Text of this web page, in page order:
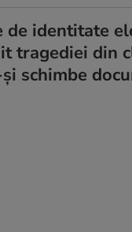
de identitate
tragediei din
schimbe